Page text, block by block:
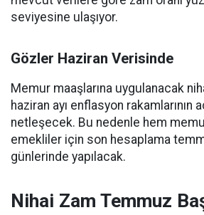
seviyesine ulaşıyor.
Gözler Haziran Verisinde
Memur maaşlarına uygulanacak
haziran ayı enflasyon rakamlarının
netleşecek. Bu nedenle hem
emekliler için son hesaplama
günlerinde yapılacak.
Nihai Zam Temmuz